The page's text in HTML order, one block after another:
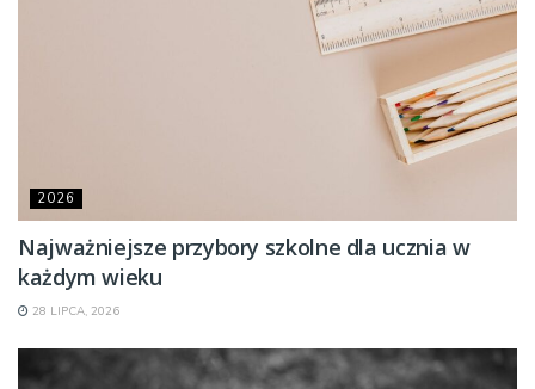
2026
Najważniejsze przybory szkolne dla ucznia w
każdym wieku
28 LIPCA, 2026